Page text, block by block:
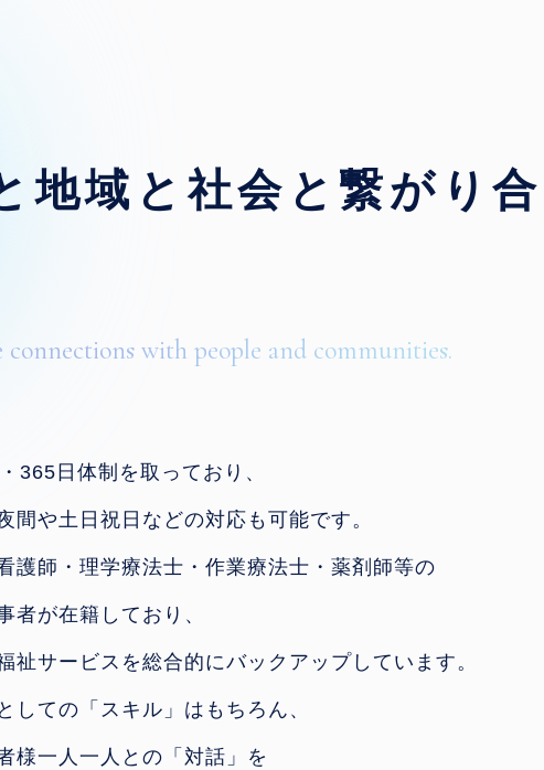
地域と社会と 繋がり合
connections with people and communities.
365日体制を取っており、
間や土日祝日などの対応も可能です。
護師・理学療法士・作業療法士・薬剤師等の
者が在籍しており、
祉サービスを総合的にバックアップしています。
しての「スキル」はもちろん、
様一人一人との「対話」を